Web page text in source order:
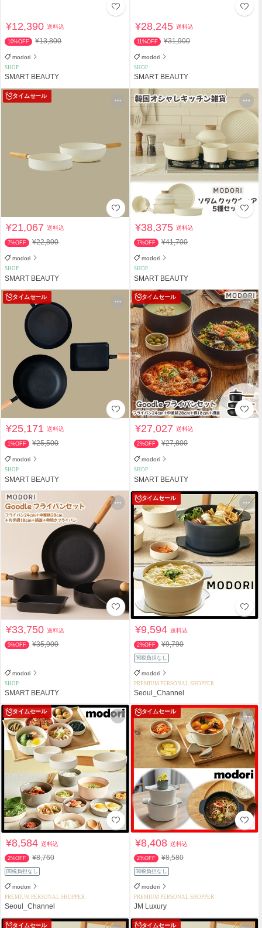
¥12,390送料込
10%OFF ¥13,800
modori
SHOP
SMART BEAUTY
¥28,245送料込
11%OFF ¥31,900
modori
SHOP
SMART BEAUTY
タイムセール
¥21,067送料込
7%OFF ¥22,800
modori
SHOP
SMART BEAUTY
¥38,375送料込
7%OFF ¥41,700
modori
SHOP
SMART BEAUTY
タイムセール
¥25,171送料込
1%OFF ¥25,500
modori
SHOP
SMART BEAUTY
タイムセール
¥27,027送料込
2%OFF ¥27,800
modori
SHOP
SMART BEAUTY
¥33,750送料込
5%OFF ¥35,900
modori
SHOP
SMART BEAUTY
タイムセール
¥9,594送料込
2%OFF ¥9,790
関税負担なし
modori
PREMIUM PERSONAL SHOPPER
Seoul_Channel
タイムセール
¥8,584送料込
2%OFF ¥8,760
関税負担なし
modori
PREMIUM PERSONAL SHOPPER
Seoul_Channel
タイムセール
¥8,408送料込
2%OFF ¥8,580
関税負担なし
modori
PREMIUM PERSONAL SHOPPER
JM Luxury
タイムセール タイムセール